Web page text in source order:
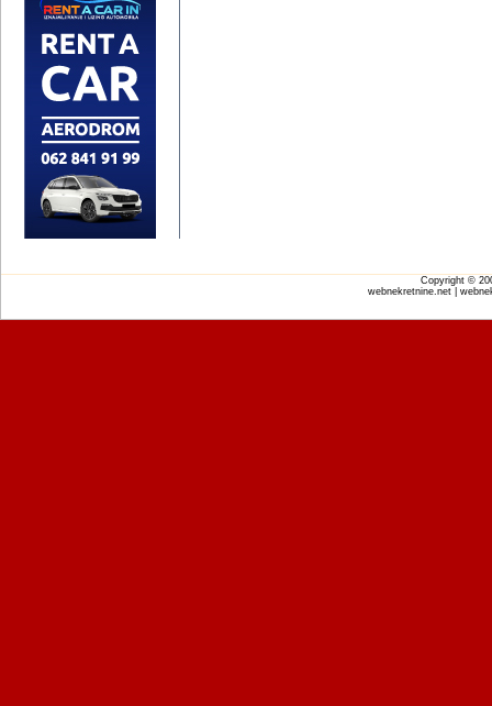
Copyright ©
webnekretnine.net |